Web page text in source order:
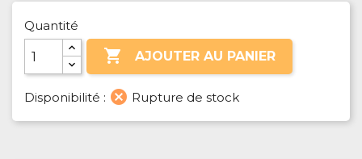
Quantité
 AJOUTER AU PANIER
Disponibilité : cancel Rupture de stock